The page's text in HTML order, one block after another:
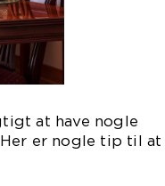
at have nogle
er nogle tip til at